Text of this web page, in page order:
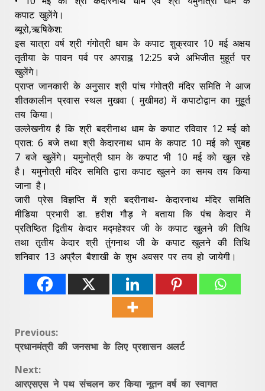
कपाट खुलेंगे।
ब्यूरो,ऋषिकेश:
इस यात्रा वर्ष श्री गंगोत्री धाम के कपाट शुक्रवार 10 मई अक्षय
तृतीया के पावन पर्व पर अपराह्न 12:25 बजे अभिजीत मुहूर्त पर
खुलेंगे।
प्राप्त जानकारी के अनुसार श्री पांच गंगोत्री मंदिर समिति ने आज
शीतकालीन प्रवास स्थल मुखवा ( मुखीमठ) में कपाटोद्वान का मुहूर्त
तय किया।
उल्लेखनीय है कि श्री बदरीनाथ धाम के कपाट रविवार 12 मई को
प्रात: 6 बजे तथा श्री केदारनाथ धाम के कपाट 10 मई को सुबह
7 बजे खुलेंगे। यमुनोत्री धाम के कपाट भी 10 मई को खुल रहे
है। यमुनोत्री मंदिर समिति द्वारा कपाट खुलने का समय तय किया
जाना है।
जारी प्रेस विज्ञप्ति में श्री बदरीनाथ- केदारनाथ मंदिर समिति
मीडिया प्रभारी डा. हरीश गौड़ ने बताया कि पंच केदार में
प्रतिष्ठित द्वितीय केदार मद्महेश्वर जी के कपाट खुलने की तिथि
तथा तृतीय केदार श्री तुंगनाथ जी के कपाट खुलने की तिथि
शनिवार 13 अप्रैल बैशाखी के शुभ अवसर पर तय हो जायेगी।
Continue
Reading
Previous:
प्रधानमंत्री की जनसभा के लिए प्रशासन अलर्ट
Next:
आरएसएस ने पथ संचलन कर किया नूतन वर्ष का स्वागत